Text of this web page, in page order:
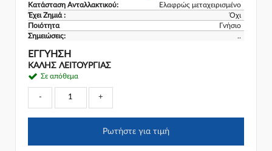
Κατάσταση Ανταλλακτικού:
Ελαφρώς μεταχειρισμένο
Έχει Ζημιά :
Όχι
Ποιότητα
Γνήσιο
Σημειώσεις:
..
ΕΓΓΎΗΣΗ
ΚΑΛΗΣ ΛΕΙΤΟΥΡΓΙΑΣ
Σε απόθεμα
- +
Ρωτήστε για τιμή